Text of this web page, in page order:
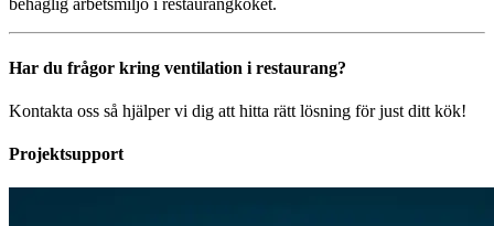
behaglig arbetsmiljö i restaurangköket.
Har du frågor kring ventilation i restaurang?
Kontakta oss så hjälper vi dig att hitta rätt lösning för just ditt kök!
Projektsupport